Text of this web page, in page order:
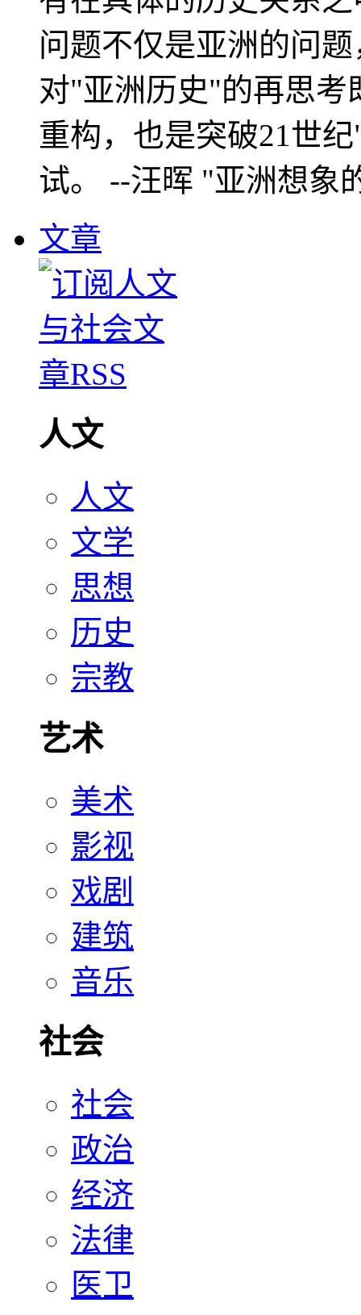
问题不仅是亚洲的问
对"亚洲历史"的再思考
重构，也是突破21世
试。 --汪晖 "亚洲想象
文章
人文
人文
文学
思想
历史
宗教
艺术
美术
影视
戏剧
建筑
音乐
社会
社会
政治
经济
法律
医卫